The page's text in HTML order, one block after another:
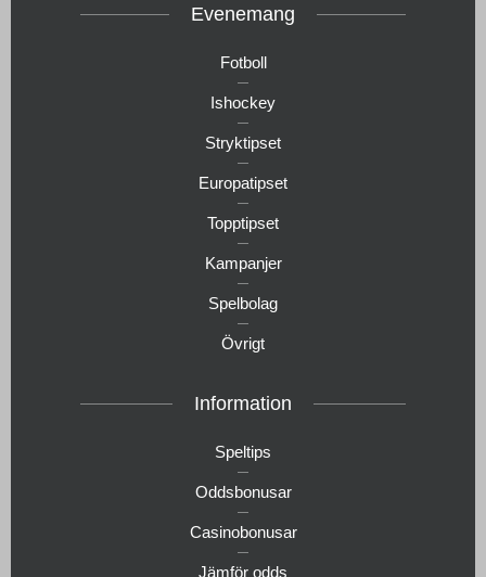
Evenemang
Fotboll
Ishockey
Stryktipset
Europatipset
Topptipset
Kampanjer
Spelbolag
Övrigt
Information
Speltips
Oddsbonusar
Casinobonusar
Jämför odds